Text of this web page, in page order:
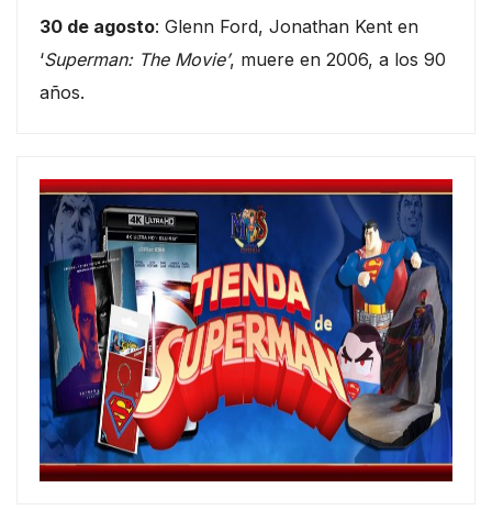
30 de agosto: Glenn Ford, Jonathan Kent en
‘Superman: The Movie’, muere en 2006, a los 90
años.